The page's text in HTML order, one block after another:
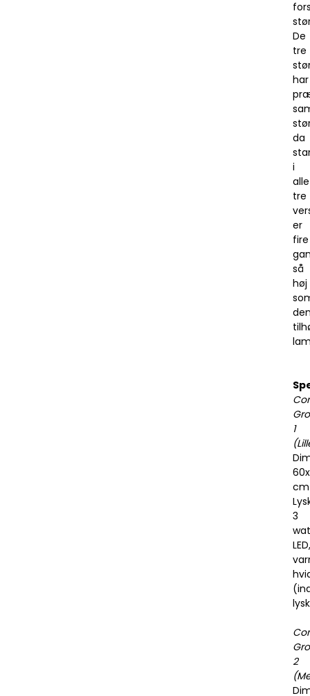
De
tre
har
da
i
alle
tre
er
fire
så
høj
1
cm
3
LED,
2